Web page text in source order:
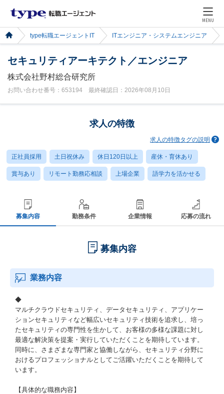
MENU
type転職エージェントIT ITエンジニア・システムエンジニア
セキュリティアーキテクト／エンジニア
株式会社野村総合研究所
お問い合わせ番号：653194 最終確認日：2026年08月10日
求人の特徴
求人の特徴タグの説明
正社員採用 土日祝休み 休日120日以上 産休・育休あり
賞与あり リモート勤務応相談 上場企業 語学力を活かせる
募集内容 勤務条件 企業情報 応募の流れ
募集内容
業務内容
◆
マルチクラウドセキュリティ、データセキュリティ、アプリケー
ションセキュリティなど幅広いセキュリティ技術を追求し、培っ
たセキュリティの専門性を生かして、お客様の多様な課題に対し
最適な解決策を提案・実行していただくことを期待しています。
同時に、さまざまな専門家と協働しながら、セキュリティ分野に
おけるプロフェッショナルとしてご活躍いただくことを期待して
います。
【具体的な職務内容】